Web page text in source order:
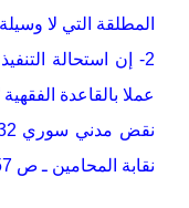
المطلقة التي لا
2- إن استحالة
عملا بالقاعدة
نقابة المحامين ـ ص 359/957,